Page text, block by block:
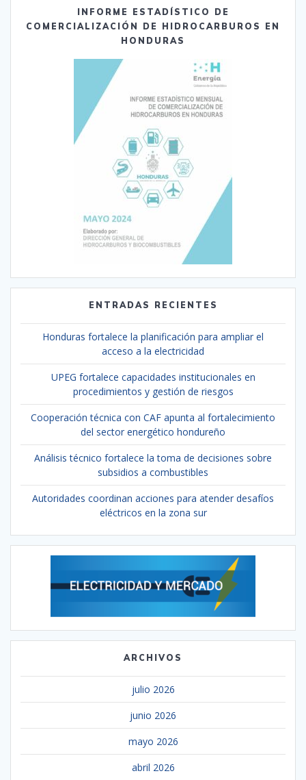
INFORME ESTADÍSTICO DE
COMERCIALIZACIÓN DE HIDROCARBUROS EN
HONDURAS
ENTRADAS RECIENTES
Honduras fortalece la planificación para ampliar el
acceso a la electricidad
UPEG fortalece capacidades institucionales en
procedimientos y gestión de riesgos
Cooperación técnica con CAF apunta al fortalecimiento
del sector energético hondureño
Análisis técnico fortalece la toma de decisiones sobre
subsidios a combustibles
Autoridades coordinan acciones para atender desafíos
eléctricos en la zona sur
ARCHIVOS
julio 2026
junio 2026
mayo 2026
abril 2026